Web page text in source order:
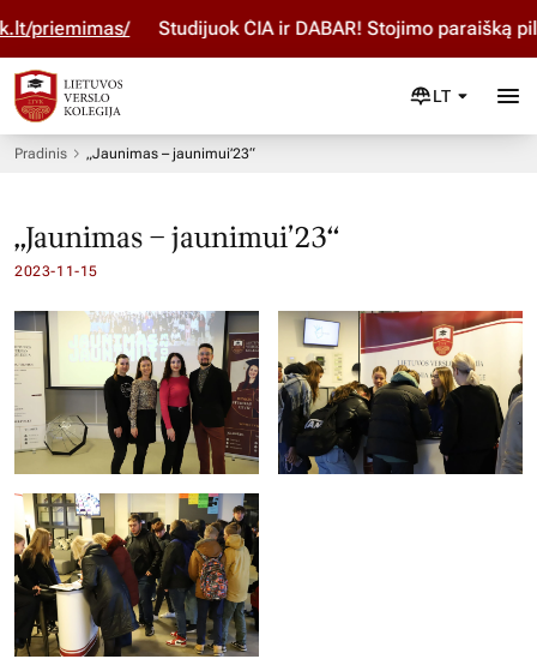
ČIA ir DABAR! Stojimo paraišką pildyk per LAMA BPO
LT
Pradinis „Jaunimas – jaunimui’23“
„Jaunimas – jaunimui’23“
2023-11-15